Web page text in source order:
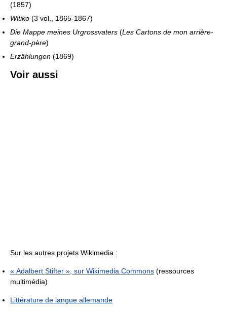
(1857)
Witiko (3 vol., 1865-1867)
Die Mappe meines Urgrossvaters (Les Cartons de mon arrière-
grand-père)
Erzählungen (1869)
Voir aussi
Sur les autres projets Wikimedia :
« Adalbert Stifter », sur Wikimedia Commons (ressources
multimédia)
Littérature de langue allemande